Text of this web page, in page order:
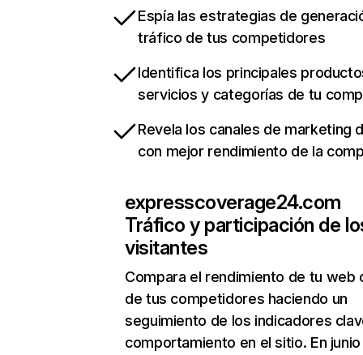
Espía las estrategias de
tráfico de tus competidores
Identifica los principales
servicios y categorías de tu
Revela los canales de marketing
con mejor rendimiento de la
expresscoverage24.com
Tráfico y participación de
visitantes
Compara el rendimiento de tu web
de tus competidores haciendo un
seguimiento de los indicadores
comportamiento en el sitio. En junio